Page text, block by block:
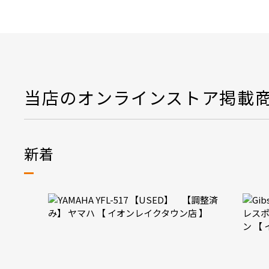
当店のオンラインストア掲載
新着